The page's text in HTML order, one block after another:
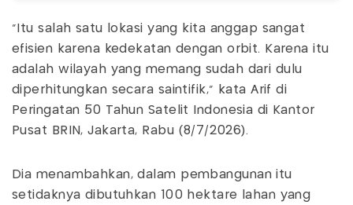
“Itu salah satu lokasi yang kita anggap sangat
efisien karena kedekatan dengan orbit. Karena itu
adalah wilayah yang memang sudah dari dulu
diperhitungkan secara saintifik,” kata Arif di
Peringatan 50 Tahun Satelit Indonesia di Kantor
Pusat BRIN, Jakarta, Rabu (8/7/2026).
Dia menambahkan, dalam pembangunan itu
setidaknya dibutuhkan 100 hektare lahan yang